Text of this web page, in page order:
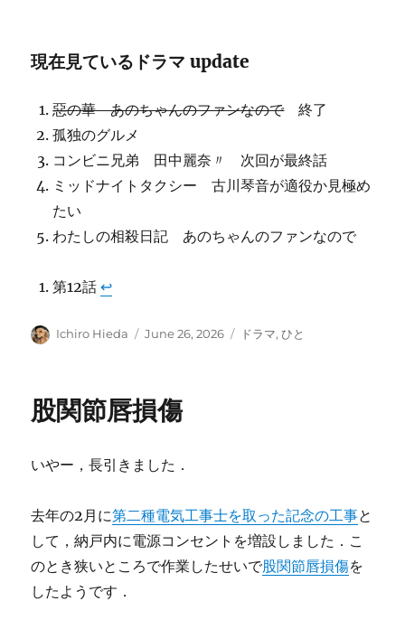
現在見ているドラマ update
惡の華 あのちゃんのファンなので終了
孤独のグルメ
コンビニ兄弟 田中麗奈〃 次回が最終話
ミッドナイトタクシー 古川琴音が適役か見極め
たい
わたしの相殺日記 あのちゃんのファンなので
第12話↩︎
Author
Ichiro Hieda
Posted
June 26, 2026 Categories
ドラマ,ひと
股関節唇損傷
いやー，長引きました．
去年の2月に第二種電気工事士を取った記念の工事と
して，納戸内に電源コンセントを増設しました．こ
のとき狭いところで作業したせいで股関節唇損傷を
したようです．